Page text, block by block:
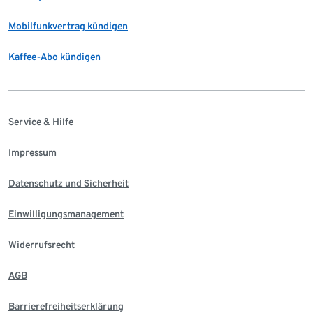
Mobilfunkvertrag kündigen
Kaffee-Abo kündigen
Service & Hilfe
Impressum
Datenschutz und Sicherheit
Einwilligungsmanagement
Widerrufsrecht
AGB
Barrierefreiheitserklärung